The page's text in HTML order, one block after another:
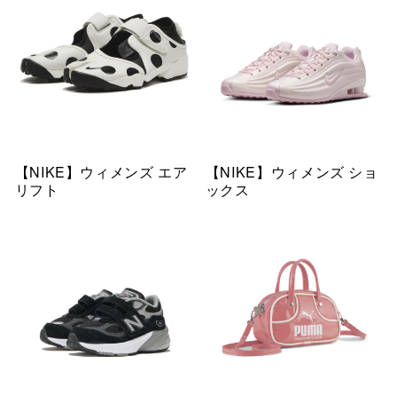
【NIKE】ウィメンズ エア
リフト
【NIKE】ウィメンズ ショ
ックス